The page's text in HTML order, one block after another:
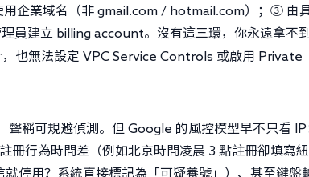
企業域名（非 gmail.com / hotmail.com）；③ 由
員建立 billing account。沒有這三環，你永遠拿不到
，也無法設定 VPC Service Controls 或啟用 Private
稱可規避偵測。但 Google 的風控模型早不只看 IP
行為時間差（例如北京時間凌晨 3 點註冊卻填寫
停用？系統直接標記為「可疑養號」）、甚至鍵盤